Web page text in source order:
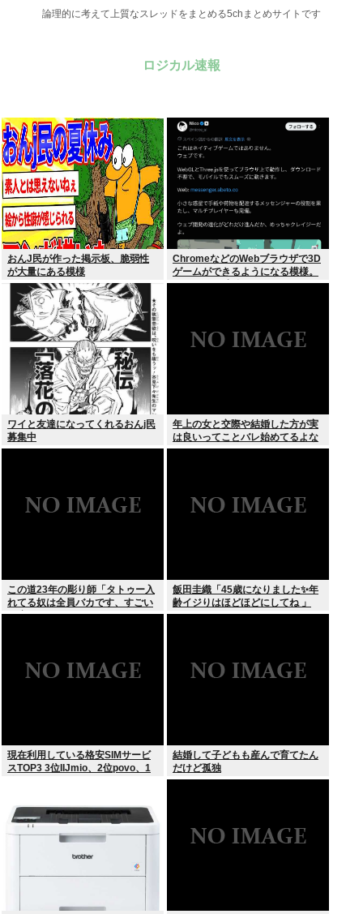
論理的に考えて上質なスレッドをまとめる5chまとめサイトです
ロジカル速報
おんJ民が作った掲示板、脆弱性
が大量にある模様
ChromeなどのWebブラウザで3D
ゲームができるようになる模様。
Windowsは完全不要に
ワイと友達になってくれるおんj民
募集中
年上の女と交際や結婚した方が実
は良いってことバレ始めてるよな
この道23年の彫り師「タトゥー入
れてる奴は全員バカです、すごい
民度低い」
飯田圭織「45歳になりました✨年
齢イジりはほどほどにしてね 」
現在利用している格安SIMサービ
スTOP3 3位IIJmio、2位povo、1
結婚して子どもも産んで育てたん
だけど孤独